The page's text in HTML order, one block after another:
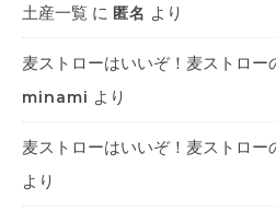
土産一覧 に 匿名 より
麦ストローはいいぞ！麦ストロー
minami より
麦ストローはいいぞ！麦ストロー
より